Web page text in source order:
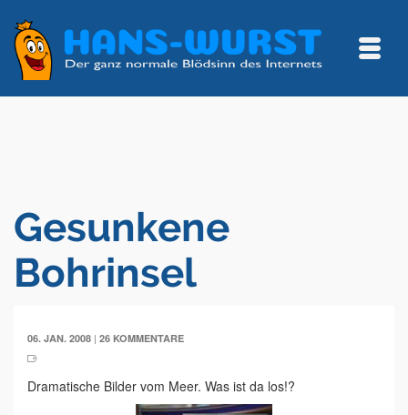
Gesunkene
Bohrinsel
06. JAN. 2008 | 26 KOMMENTARE
Dramatische Bilder vom Meer. Was ist da los!?